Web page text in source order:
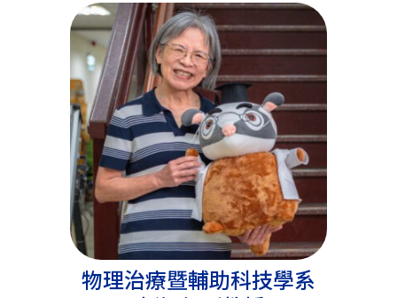
物理治療暨輔助科技學系